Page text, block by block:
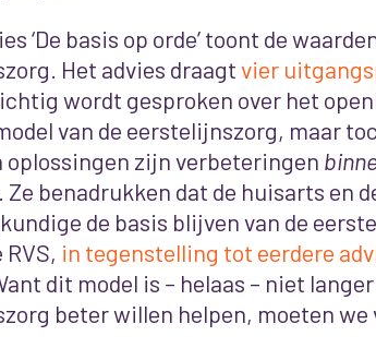
‘De basis op orde’ toont de
Het advies draagtvier
wordt gesproken over het
van de eerstelijnszorg, maar
oplossingen zijn verbeteringen
Ze benadrukken dat de huisarts en
de basis blijven van de
RVS, in tegenstelling tot eerdere
dit model is – helaas – niet
beter willen helpen, moeten we